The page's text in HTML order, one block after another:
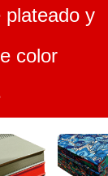
plateado y
color